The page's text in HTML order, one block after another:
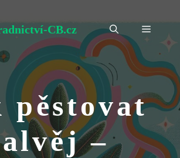
CB.cz Menu
pěstovat
–